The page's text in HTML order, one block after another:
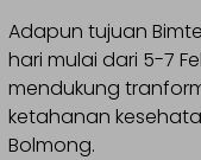
Adapun tujuan
hari mulai dari 5-7
mendukung
ketahanan
Bolmong.